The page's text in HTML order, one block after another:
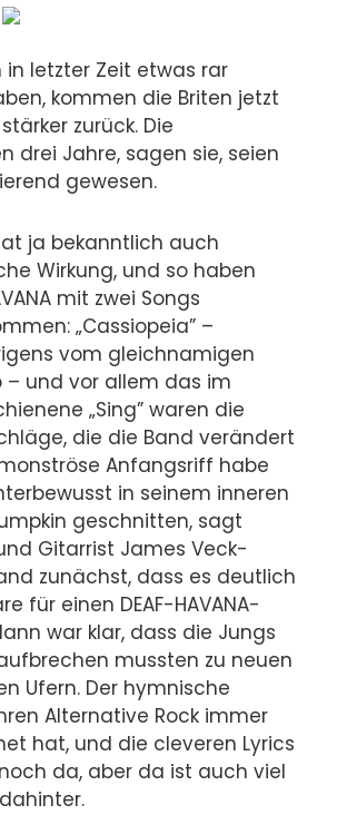
in letzter Zeit etwas rar
kommen die Briten jetzt
zurück. Die
drei Jahre, sagen sie, seien
gewesen.
ja bekanntlich auch
Wirkung, und so haben
mit zwei Songs
„Cassiopeia” –
vom gleichnamigen
– und vor allem das im
„Sing” waren die
die die Band verändert
Anfangsriff habe
in seinem inneren
geschnitten, sagt
Gitarrist James Veck-
zunächst, dass es deutlich
für einen DEAF-HAVANA-
war klar, dass die Jungs
mussten zu neuen
Ufern. Der hymnische
Alternative Rock immer
hat, und die cleveren Lyrics
da, aber da ist auch viel